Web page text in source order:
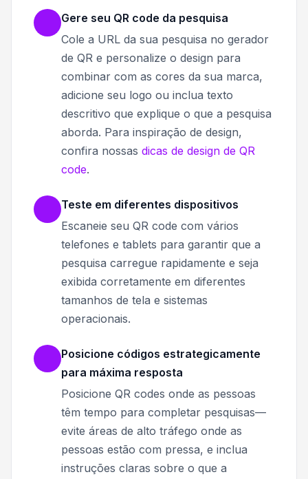
Gere seu QR code da pesquisa
Cole a URL da sua pesquisa no gerador
de QR e personalize o design para
combinar com as cores da sua marca,
adicione seu logo ou inclua texto
descritivo que explique o que a pesquisa
aborda. Para inspiração de design,
confira nossas dicas de design de QR
code.
Teste em diferentes dispositivos
Escaneie seu QR code com vários
telefones e tablets para garantir que a
pesquisa carregue rapidamente e seja
exibida corretamente em diferentes
tamanhos de tela e sistemas
operacionais.
Posicione códigos estrategicamente
para máxima resposta
Posicione QR codes onde as pessoas
têm tempo para completar pesquisas—
evite áreas de alto tráfego onde as
pessoas estão com pressa, e inclua
instruções claras sobre o que a